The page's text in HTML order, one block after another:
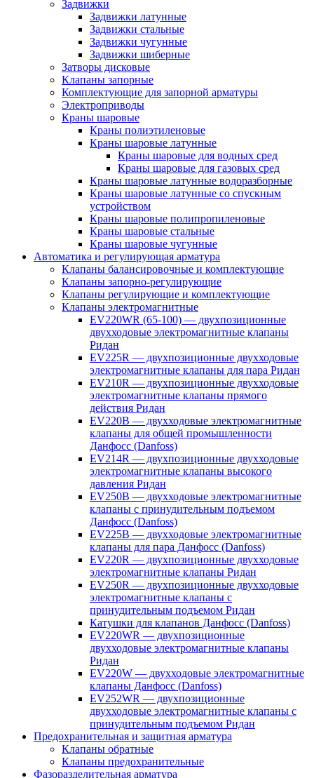
Задвижки
Задвижки латунные
Задвижки стальные
Задвижки чугунные
Задвижки шиберные
Затворы дисковые
Клапаны запорные
Комплектующие для запорной арматуры
Электроприводы
Краны шаровые
Краны полиэтиленовые
Краны шаровые латунные
Краны шаровые для водных сред
Краны шаровые для газовых сред
Краны шаровые латунные водоразборные
Краны шаровые латунные со спускным
устройством
Краны шаровые полипропиленовые
Краны шаровые стальные
Краны шаровые чугунные
Автоматика и регулирующая арматура
Клапаны балансировочные и комплектующие
Клапаны запорно-регулирующие
Клапаны регулирующие и комплектующие
Клапаны электромагнитные
EV220WR (65-100) — двухпозиционные
двухходовые электромагнитные клапаны
Ридан
EV225R — двухпозиционные двухходовые
электромагнитные клапаны для пара Ридан
EV210R — двухпозиционные двухходовые
электромагнитные клапаны прямого
действия Ридан
EV220B — двухходовые электромагнитные
клапаны для общей промышленности
Данфосс (Danfoss)
EV214R — двухпозиционные двухходовые
электромагнитные клапаны высокого
давления Ридан
EV250B — двухходовые электромагнитные
клапаны с принудительным подъемом
Данфосс (Danfoss)
EV225B — двухходовые электромагнитные
клапаны для пара Данфосс (Danfoss)
EV220R — двухпозиционные двухходовые
электромагнитные клапаны Ридан
EV250R — двухпозиционные двухходовые
электромагнитные клапаны с
принудительным подъемом Ридан
Катушки для клапанов Данфосс (Danfoss)
EV220WR — двухпозиционные
двухходовые электромагнитные клапаны
Ридан
EV220W — двухходовые электромагнитные
клапаны Данфосс (Danfoss)
EV252WR — двухпозиционные
двухходовые электромагнитные клапаны с
принудительным подъемом Ридан
Предохранительная и защитная арматура
Клапаны обратные
Клапаны предохранительные
Фазоразделительная арматура